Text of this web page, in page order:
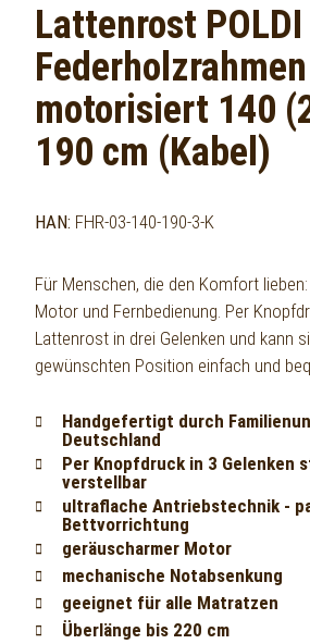
Lattenrost POLDI
Federholzrahmen
motorisiert 140
190 cm (Kabel)
HAN: FHR-03-140-190-3-K
Für Menschen, die den Komfort
Motor und Fernbedienung. Per
Lattenrost in drei Gelenken und kann
gewünschten Position einfach und
Handgefertigt durch
Deutschland
Per Knopfdruck in 3 Gelenken
verstellbar
ultraflache Antriebstechnik -
Bettvorrichtung
geräuscharmer Motor
mechanische Notabsenkung
geeignet für alle Matratzen
Überlänge bis 220 cm